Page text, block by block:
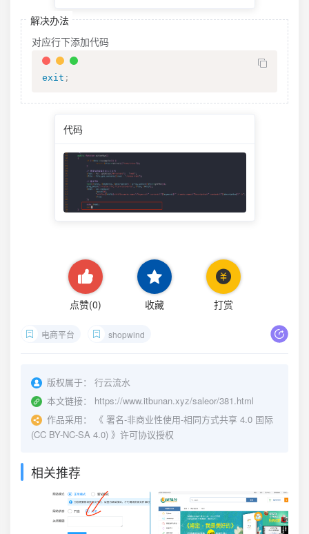
解决办法
对应行下添加代码
exit ;
代码
点赞(0) 收藏 打赏
电商平台 shopwind
版权属于：
行云流水
本文链接：
https://www.itbunan.xyz/saleor/381.html
作品采用：
《 署名-非商业性使用-相同方式共享 4.0 国际
(CC BY-NC-SA 4.0) 》许可协议授权
相关推荐